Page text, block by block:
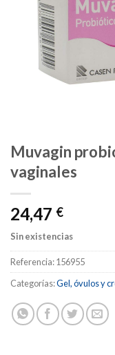
Muvagin
vaginales
24,47 €
Sin existencias
Referencia:156955
Categorías:Gel, óvulos y